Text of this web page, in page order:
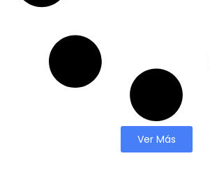
Ver Más